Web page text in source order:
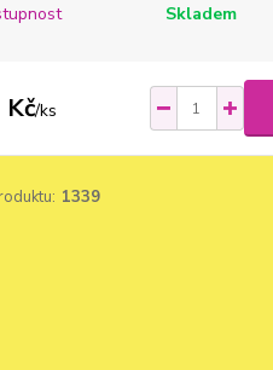
Skladem
Kč/ks
1339